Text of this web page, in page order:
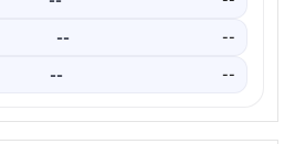
-- --
-- --